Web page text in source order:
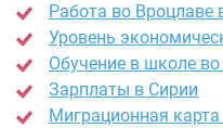
Работа во Вроцлаве
Уровень
Обучение в школе
Зарплаты в Сирии
Миграционная